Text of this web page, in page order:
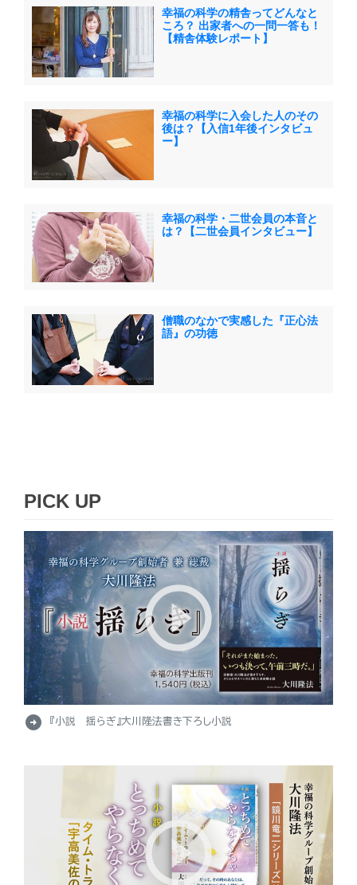
幸福の科学の精舎ってどんなと
ころ？ 出家者への一問一答も！
【精舎体験レポート】
幸福の科学に入会した人のその
後は？【入信1年後インタビュ
ー】
幸福の科学・二世会員の本音と
は？【二世会員インタビュー】
僧職のなかで実感した『正心法
語』の功徳
PICK UP
arrow_circle_right 『小説 揺らぎ』大川隆法書き下ろし小説